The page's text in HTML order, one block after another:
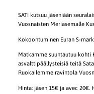
SATI kutsuu jäseniään
Vuosnaisten Meriasemalle
Kokoontuminen Euran S-
Matkamme suuntautuu
asvalttipäällysteisiä teitä
Ruokailemme ravintola
Hinta: jäsen 15€ ja avec 20€.